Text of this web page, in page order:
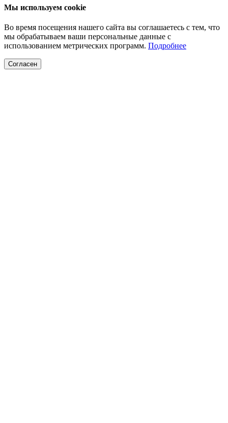
Мы используем cookie
Во время посещения нашего сайта вы соглашаетесь с тем, что
мы обрабатываем ваши персональные данные с
использованием метрических программ. Подробнее
Согласен